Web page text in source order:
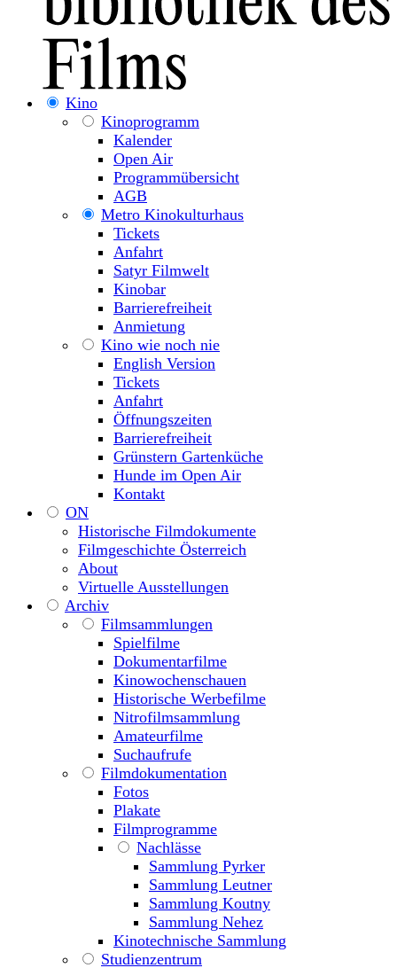
Kino
Kinoprogramm
Kalender
Open Air
Programmübersicht
AGB
Metro Kinokulturhaus
Tickets
Anfahrt
Satyr Filmwelt
Kinobar
Barrierefreiheit
Anmietung
Kino wie noch nie
English Version
Tickets
Anfahrt
Öffnungszeiten
Barrierefreiheit
Grünstern Gartenküche
Hunde im Open Air
Kontakt
ON
Historische Filmdokumente
Filmgeschichte Österreich
About
Virtuelle Ausstellungen
Archiv
Filmsammlungen
Spielfilme
Dokumentarfilme
Kinowochenschauen
Historische Werbefilme
Nitrofilmsammlung
Amateurfilme
Suchaufrufe
Filmdokumentation
Fotos
Plakate
Filmprogramme
Nachlässe
Sammlung Pyrker
Sammlung Leutner
Sammlung Koutny
Sammlung Nehez
Kinotechnische Sammlung
Studienzentrum